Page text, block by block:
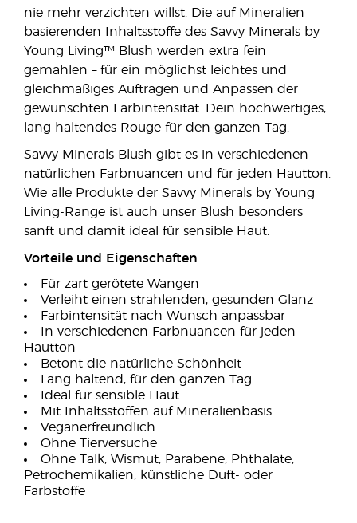
nie mehr verzichten willst. Die auf Mineralien
basierenden Inhaltsstoffe des Savvy Minerals by
Young Living™ Blush werden extra fein
gemahlen – für ein möglichst leichtes und
gleichmäßiges Auftragen und Anpassen der
gewünschten Farbintensität. Dein hochwertiges,
lang haltendes Rouge für den ganzen Tag.
Savvy Minerals Blush gibt es in verschiedenen
natürlichen Farbnuancen und für jeden Hautton.
Wie alle Produkte der Savvy Minerals by Young
Living-Range ist auch unser Blush besonders
sanft und damit ideal für sensible Haut.
Vorteile und Eigenschaften
Für zart gerötete Wangen
Verleiht einen strahlenden, gesunden Glanz
Farbintensität nach Wunsch anpassbar
In verschiedenen Farbnuancen für jeden
Hautton
Betont die natürliche Schönheit
Lang haltend, für den ganzen Tag
Ideal für sensible Haut
Mit Inhaltsstoffen auf Mineralienbasis
Veganerfreundlich
Ohne Tierversuche
Ohne Talk, Wismut, Parabene, Phthalate,
Petrochemikalien, künstliche Duft- oder
Farbstoffe